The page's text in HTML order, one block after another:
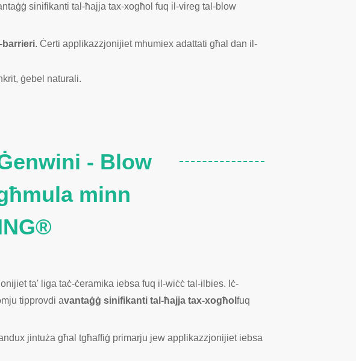
sinifikanti tal-ħajja tax-xogħol fuq il-vireg tal-blow
barrieri. Ċerti applikazzjonijiet mhumiex adattati għal dan il-
ġebel naturali.
- Blow
minn
ta' liga taċ-ċeramika iebsa fuq il-wiċċ tal-ilbies. Iċ-
tipprovdi avantaġġ sinifikanti tal-ħajja tax-xogħol fuq
jintuża għal tgħaffiġ primarju jew applikazzjonijiet iebsa